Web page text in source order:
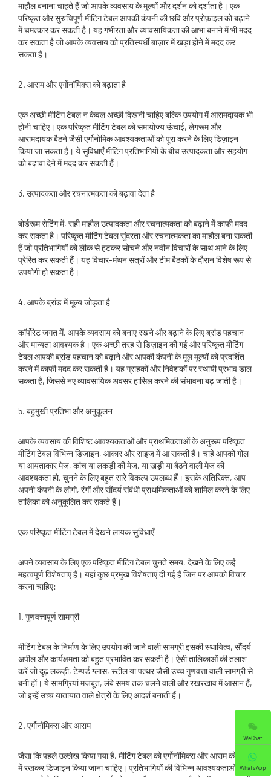
माहौल बनाना चाहते हैं जो आपके व्यवसाय के मूल्यों और दर्शन को दर्शाता है। एक
परिष्कृत और सुरुचिपूर्ण मीटिंग टेबल आपकी कंपनी की छवि और प्रोफ़ाइल को बढ़ाने
में चमत्कार कर सकती है। यह गंभीरता और व्यावसायिकता की आभा बनाने में भी मदद
कर सकता है जो आपके व्यवसाय को प्रतिस्पर्धी बाज़ार में खड़ा होने में मदद कर
सकता है।
2. आराम और एर्गोनॉमिक्स को बढ़ाता है
एक अच्छी मीटिंग टेबल न केवल अच्छी दिखनी चाहिए बल्कि उपयोग में आरामदायक भी
होनी चाहिए। एक परिष्कृत मीटिंग टेबल को समायोज्य ऊंचाई, लेगरूम और
आरामदायक बैठने जैसी एर्गोनोमिक आवश्यकताओं को पूरा करने के लिए डिज़ाइन
किया जा सकता है। ये सुविधाएँ मीटिंग प्रतिभागियों के बीच उत्पादकता और सहयोग
को बढ़ावा देने में मदद कर सकती हैं।
3. उत्पादकता और रचनात्मकता को बढ़ावा देता है
बोर्डरूम सेटिंग में, सही माहौल उत्पादकता और रचनात्मकता को बढ़ाने में काफी मदद
कर सकता है। परिष्कृत मीटिंग टेबल सुंदरता और रचनात्मकता का माहौल बना सकती
हैं जो प्रतिभागियों को लीक से हटकर सोचने और नवीन विचारों के साथ आने के लिए
प्रेरित कर सकती हैं। यह विचार-मंथन सत्रों और टीम बैठकों के दौरान विशेष रूप से
उपयोगी हो सकता है।
4. आपके ब्रांड में मूल्य जोड़ता है
कॉर्पोरेट जगत में, आपके व्यवसाय को बनाए रखने और बढ़ाने के लिए ब्रांड पहचान
और मान्यता आवश्यक है। एक अच्छी तरह से डिज़ाइन की गई और परिष्कृत मीटिंग
टेबल आपकी ब्रांड पहचान को बढ़ाने और आपकी कंपनी के मूल मूल्यों को प्रदर्शित
करने में काफी मदद कर सकती है। यह ग्राहकों और निवेशकों पर स्थायी प्रभाव डाल
सकता है, जिससे नए व्यावसायिक अवसर हासिल करने की संभावना बढ़ जाती है।
5. बहुमुखी प्रतिभा और अनुकूलन
आपके व्यवसाय की विशिष्ट आवश्यकताओं और प्राथमिकताओं के अनुरूप परिष्कृत
मीटिंग टेबल विभिन्न डिज़ाइन, आकार और साइज़ में आ सकती हैं। चाहे आपको गोल
या आयताकार मेज, कांच या लकड़ी की मेज, या खड़ी या बैठने वाली मेज की
आवश्यकता हो, चुनने के लिए बहुत सारे विकल्प उपलब्ध हैं। इसके अतिरिक्त, आप
अपनी कंपनी के लोगो, रंगों और सौंदर्य संबंधी प्राथमिकताओं को शामिल करने के लिए
तालिका को अनुकूलित कर सकते हैं।
एक परिष्कृत मीटिंग टेबल में देखने लायक सुविधाएँ
अपने व्यवसाय के लिए एक परिष्कृत मीटिंग टेबल चुनते समय, देखने के लिए कई
महत्वपूर्ण विशेषताएं हैं। यहां कुछ प्रमुख विशेषताएं दी गई हैं जिन पर आपको विचार
करना चाहिए:
1. गुणवत्तापूर्ण सामग्री
मीटिंग टेबल के निर्माण के लिए उपयोग की जाने वाली सामग्री इसकी स्थायित्व, सौंदर्य
अपील और कार्यक्षमता को बहुत प्रभावित कर सकती है। ऐसी तालिकाओं की तलाश
करें जो दृढ़ लकड़ी, टेम्पर्ड ग्लास, स्टील या पत्थर जैसी उच्च गुणवत्ता वाली सामग्री से
बनी हों। ये सामग्रियां मजबूत, लंबे समय तक चलने वाली और रखरखाव में आसान हैं,
जो इन्हें उच्च यातायात वाले क्षेत्रों के लिए आदर्श बनाती हैं।
2. एर्गोनॉमिक्स और आराम
जैसा कि पहले उल्लेख किया गया है, मीटिंग टेबल को एर्गोनॉमिक्स और आराम को ध्यान
में रखकर डिजाइन किया जाना चाहिए। प्रतिभागियों की विभिन्न आवश्यकताओं को
WeChat
WhatsApp